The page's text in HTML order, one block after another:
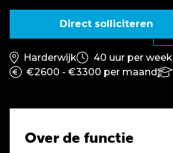
Direct solliciteren
Harderwijk
40 uur per week
€2600 - €3300 per maand
Over de functie